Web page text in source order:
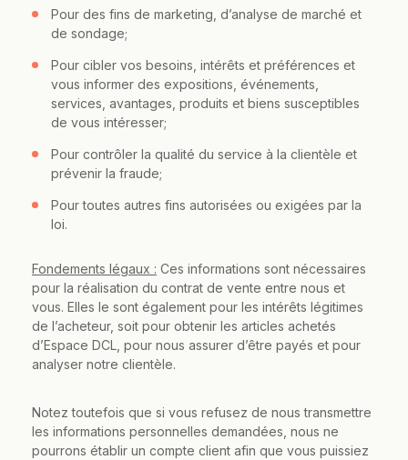
Pour des fins de marketing, d’analyse de marché et
de sondage;
Pour cibler vos besoins, intérêts et préférences et
vous informer des expositions, événements,
services, avantages, produits et biens susceptibles
de vous intéresser;
Pour contrôler la qualité du service à la clientèle et
prévenir la fraude;
Pour toutes autres fins autorisées ou exigées par la
loi.
Fondements légaux : Ces informations sont nécessaires
pour la réalisation du contrat de vente entre nous et
vous. Elles le sont également pour les intérêts légitimes
de l’acheteur, soit pour obtenir les articles achetés
d’Espace DCL, pour nous assurer d’être payés et pour
analyser notre clientèle.
Notez toutefois que si vous refusez de nous transmettre
les informations personnelles demandées, nous ne
pourrons établir un compte client afin que vous puissiez